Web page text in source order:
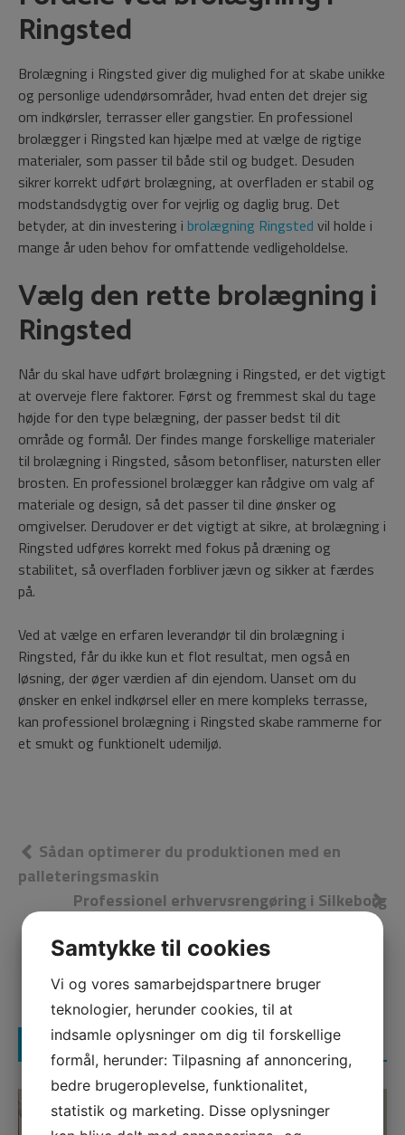
Ringsted
Brolægning i Ringsted giver dig mulighed for at skabe unikke
og personlige udendørsområder, hvad enten det drejer sig
om indkørsler, terrasser eller gangstier. En professionel
brolægger i Ringsted kan hjælpe med at vælge de rigtige
materialer, som passer til både stil og budget. Desuden
sikrer korrekt udført brolægning, at overfladen er stabil og
modstandsdygtig over for vejrlig og daglig brug. Det
betyder, at din investering i brolægning Ringsted vil holde i
mange år uden behov for omfattende vedligeholdelse.
Vælg den rette brolægning i
Ringsted
Når du skal have udført brolægning i Ringsted, er det vigtigt
at overveje flere faktorer. Først og fremmest skal du tage
højde for den type belægning, der passer bedst til dit
område og formål. Der findes mange forskellige materialer
til brolægning i Ringsted, såsom betonfliser, natursten eller
brosten. En professionel brolægger kan rådgive om valg af
materiale og design, så det passer til dine ønsker og
omgivelser. Derudover er det vigtigt at sikre, at brolægning i
Ringsted udføres korrekt med fokus på dræning og
stabilitet, så overfladen forbliver jævn og sikker at færdes
på.
Ved at vælge en erfaren leverandør til din brolægning i
Ringsted, får du ikke kun et flot resultat, men også en
løsning, der øger værdien af din ejendom. Uanset om du
ønsker en enkel indkørsel eller en mere kompleks terrasse,
kan professionel brolægning i Ringsted skabe rammerne for
et smukt og funktionelt udemiljø.
Indlægsnavigation
Sådan optimerer du produktionen med en
palleteringsmaskin
Professionel erhvervsrengøring i Silkeborg
Related Articles
Samtykke til cookies
Vi og vores samarbejdspartnere bruger
teknologier, herunder cookies, til at
indsamle oplysninger om dig til forskellige
formål, herunder: Tilpasning af annoncering,
bedre brugeroplevelse, funktionalitet,
statistik og marketing. Disse oplysninger